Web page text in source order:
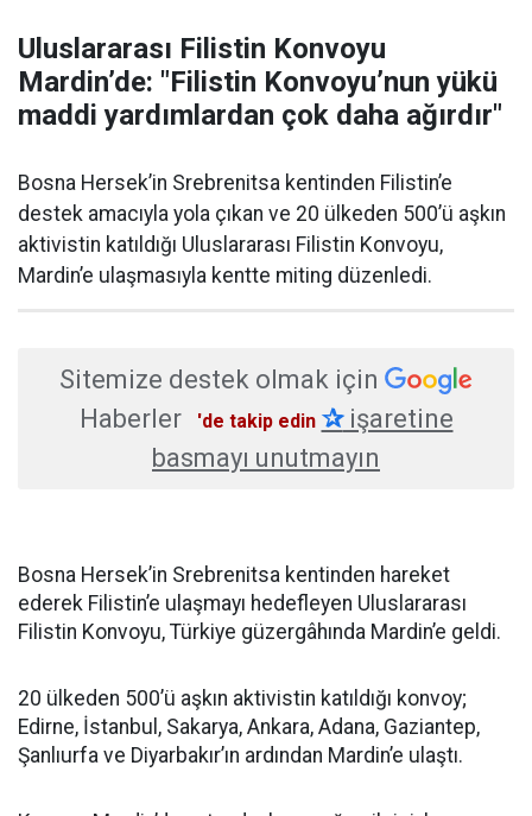
Uluslararası Filistin Konvoyu
Mardin’de: "Filistin Konvoyu’nun yükü
maddi yardımlardan çok daha ağırdır"
Bosna Hersek’in Srebrenitsa kentinden Filistin’e
destek amacıyla yola çıkan ve 20 ülkeden 500’ü aşkın
aktivistin katıldığı Uluslararası Filistin Konvoyu,
Mardin’e ulaşmasıyla kentte miting düzenledi.
Sitemize destek olmak için
Haberler
'de takip edin ✰işaretine
basmayı unutmayın
Bosna Hersek’in Srebrenitsa kentinden hareket
ederek Filistin’e ulaşmayı hedefleyen Uluslararası
Filistin Konvoyu, Türkiye güzergâhında Mardin’e geldi.
20 ülkeden 500’ü aşkın aktivistin katıldığı konvoy;
Edirne, İstanbul, Sakarya, Ankara, Adana, Gaziantep,
Şanlıurfa ve Diyarbakır’ın ardından Mardin’e ulaştı.